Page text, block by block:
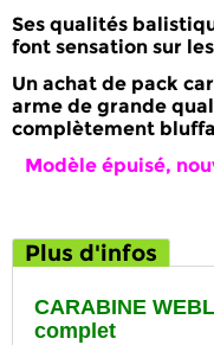
Ses qualités
font sensation sur
Un achat de pack
arme de grande
complètement
Modèle épuisé,
Plus d'infos
CARABINE
complet